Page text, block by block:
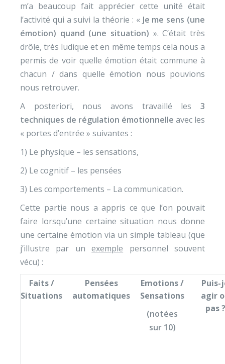
m’a beaucoup fait apprécier cette unité était
l’activité qui a suivi la théorie : « Je me sens (une
émotion) quand (une situation) ». C’était très
drôle, très ludique et en même temps cela nous a
permis de voir quelle émotion était commune à
chacun / dans quelle émotion nous pouvions
nous retrouver.
A posteriori, nous avons travaillé les 3
techniques de régulation émotionnelle avec les
« portes d’entrée » suivantes :
1) Le physique – les sensations,
2) Le cognitif – les pensées
3) Les comportements – La communication.
Cette partie nous a appris ce que l’on pouvait
faire lorsqu’une certaine situation nous donne
une certaine émotion via un simple tableau (que
j’illustre par unexemple personnel souvent
vécu) :
Faits /
Situations
Pensées
automatiques
Emotions /
Sensations
(notées
sur 10)
Puis-
agir
pas ?